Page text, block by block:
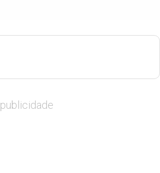
publicidade